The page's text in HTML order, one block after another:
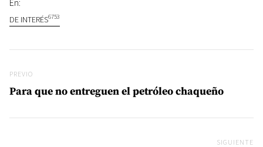
DE INTERÉS6753
Previo
PREVIO
Para que no entreguen el petróleo chaqueño
SIGUIENTE